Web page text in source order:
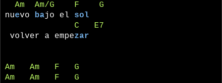
Am
Am/G F
G
nuevo bajo el sol
C
E7
volver a empezar
Am Am F
G
Am
Am F G